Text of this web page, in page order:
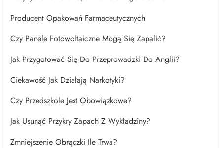
Producent Opakowań Farmaceutycznych
Czy Panele Fotowoltaiczne Mogą Się Zapalić?
Jak Przygotować Się Do Przeprowadzki Do Anglii?
Ciekawość Jak Działają Narkotyki?
Czy Przedszkole Jest Obowiązkowe?
Jak Usunąć Przykry Zapach Z Wykładziny?
Zmniejszenie Obrączki Ile Trwa?